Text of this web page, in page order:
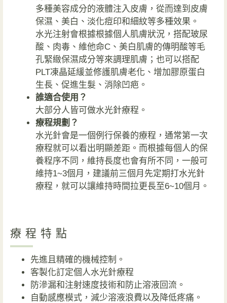
多種美容成分的液體注入皮膚，從而達到皮膚
保濕、美白、淡化痘印和細紋等多種效果。
水光注射會根據根據個人肌膚狀況，搭配玻尿
酸、肉毒、維他命C、美白肌膚的傳明酸等毛
孔緊緻保濕成分等來調理肌膚；也可以搭配
PLT凍晶延緩並修護肌膚老化、增加膠原蛋白
生長、促進生髮、消除凹疤。
誰適合使用？
大部分人皆可做水光針療程。
療程規劃？
水光針會是一個例行保養的療程，通常第一次
療程就可以看出明顯差距。而根據每個人的保
養程序不同，維持長度也會有所不同，一般可
維持1~3個月，建議前三個月先定期打水光針
療程，就可以讓維持時間拉更長至6~10個月。
療程特點
先進且精確的機械控制。
客製化訂定個人水光針療程
防滲漏和注射速度技術和防止溶液回流。
自動感應模式，減少溶液浪費以及降低疼痛。